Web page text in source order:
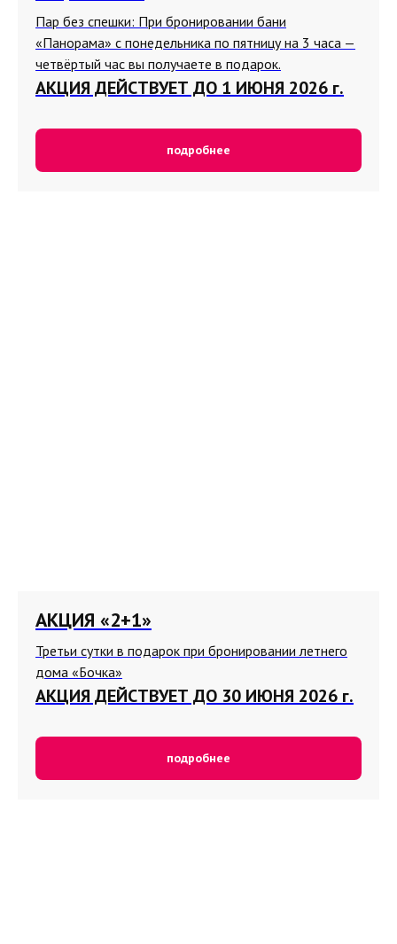
Пар без спешки: При бронировании бани
«Панорама» с понедельника по пятницу на 3 часа —
четвёртый час вы получаете в подарок.
АКЦИЯ ДЕЙСТВУЕТ ДО 1 ИЮНЯ 2026 г.
подробнее
АКЦИЯ «2+1»
Третьи сутки в подарок при бронировании летнего
дома «Бочка»
АКЦИЯ ДЕЙСТВУЕТ ДО 30 ИЮНЯ 2026 г.
подробнее